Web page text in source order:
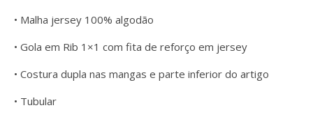
• Malha jersey 100% algodão
• Gola em Rib 1×1 com fita de reforço em jersey
• Costura dupla nas mangas e parte inferior do artigo
• Tubular